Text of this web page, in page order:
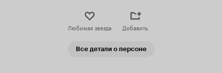
Любимая звезда Добавить
Все детали о персоне